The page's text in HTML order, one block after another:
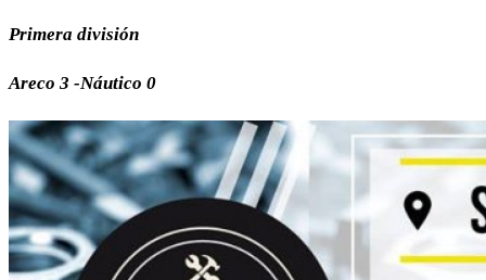
Primera división
Areco 3 -Náutico 0